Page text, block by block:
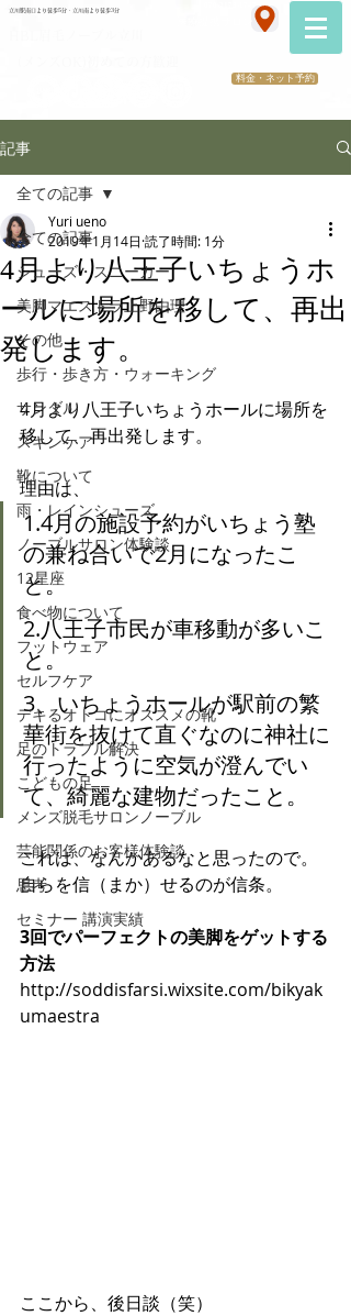
立川駅南口より徒歩5分・立川南より徒歩3分
料金・ネット予約
記事
全ての記事
シューズ・スニーカー
美脚マエストラ上野由理
その他
歩行・歩き方・ウォーキング
サンダル
スキンケア
靴について
雨・レインシューズ
ノーブルサロン体験談
12星座
食べ物について
フットウェア
セルフケア
デキるオトコにオススメの靴
足のトラブル解決
こどもの足
メンズ脱毛サロンノーブル
芸能関係のお客様体験談
思考
セミナー 講演実績
全ての記事
4月より八王子いちょうホ
ールに場所を移して、再出
発します。
Yuri ueno
2019年1月14日 読了時間: 1分
4月より八王子いちょうホールに場所を
移して、再出発します。
理由は、
1.4月の施設予約がいちょう塾
の兼ね合いで2月になったこ
と。
2.八王子市民が車移動が多いこ
と。
3、いちょうホールが駅前の繁
華街を抜けて直ぐなのに神社に
行ったように空気が澄んでい
て、綺麗な建物だったこと。
これは、なんかあるなと思ったので。
自らを信（まか）せるのが信条。
3回でパーフェクトの美脚をゲットする
方法
http://soddisfarsi.wixsite.com/bikyak
umaestra
ここから、後日談（笑）